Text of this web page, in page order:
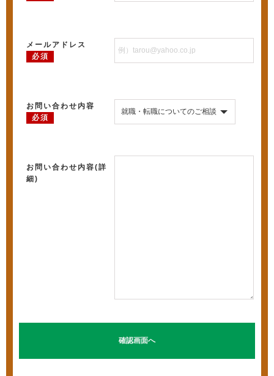
メールアドレス
必須
お問い合わせ内容
必須
お問い合わせ内容(詳
細)